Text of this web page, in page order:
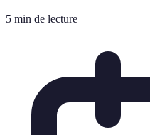
5 min de lecture